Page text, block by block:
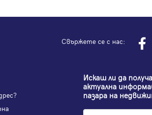
Свържете се с нас:
Искаш ли да
актуална
пазара на